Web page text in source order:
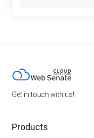
Get in touch with us!
Products